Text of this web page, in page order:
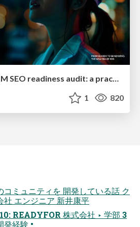
1 820
コミュニティを 開発している話 ク
社 エンジニア 新井康平
READYFOR 株式会社 ‣ 学部 3
発経験 •